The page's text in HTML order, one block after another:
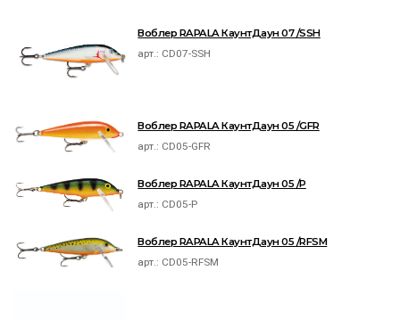
Воблер RAPALA КаунтДаун 07 /SSH
арт.: CD07-SSH
Воблер RAPALA КаунтДаун 05 /GFR
арт.: CD05-GFR
Воблер RAPALA КаунтДаун 05 /P
арт.: CD05-P
Воблер RAPALA КаунтДаун 05 /RFSM
арт.: CD05-RFSM